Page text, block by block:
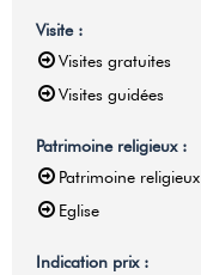
Visite :
Visites gratuites
Visites guidées
Patrimoine religieux :
Patrimoine religieux
Eglise
Indication prix :